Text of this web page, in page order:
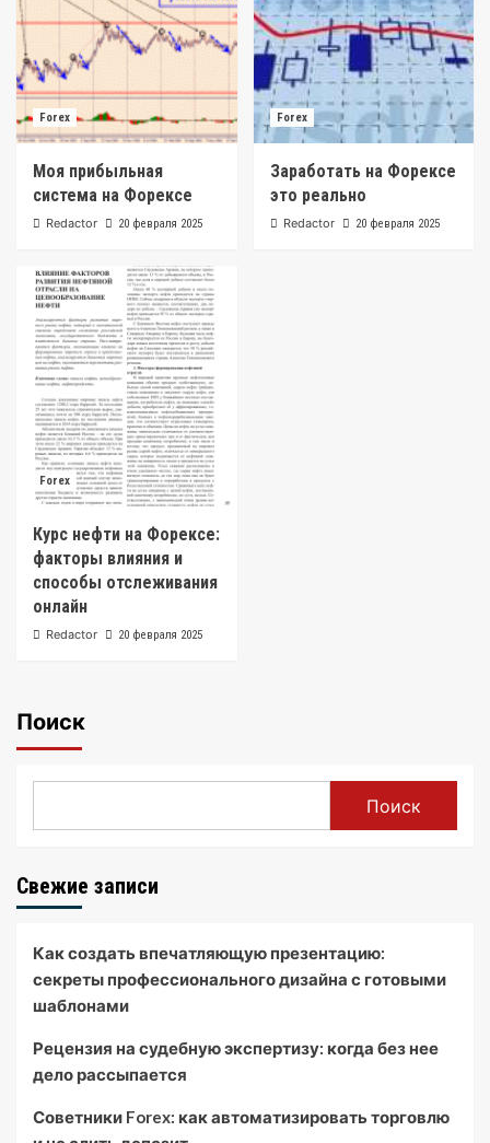
Forex
Моя прибыльная
система на Форексе
Redactor 20 февраля 2025
Forex
Заработать на Форексе
это реально
Redactor 20 февраля 2025
Forex
Курс нефти на Форексе:
факторы влияния и
способы отслеживания
онлайн
Redactor 20 февраля 2025
Поиск
Поиск
Свежие записи
Как создать впечатляющую презентацию:
секреты профессионального дизайна с готовыми
шаблонами
Рецензия на судебную экспертизу: когда без нее
дело рассыпается
Советники Forex: как автоматизировать торговлю